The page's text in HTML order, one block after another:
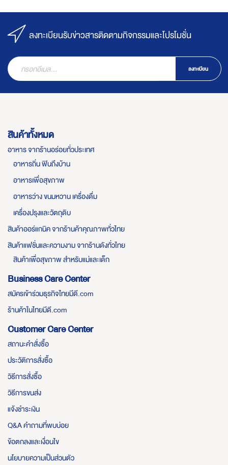
ลงทะเบียนรับข่าวสารติดตามกิจกรรมและโปรโมชั่น
ลงทะเบียน
สินค้าทั้งหมด
อาหาร จากร้านอร่อยทั่วประเทศ
อาหารถิ่น ฟินถึงบ้าน
อาหารเพื่อสุขภาพ
อาหารว่าง ขนมหวาน เครื่องดื่ม
เครื่องปรุงและวัตถุดิบ
สินค้าออร์แกนิค จากร้านค้าคุณภาพทั่วไทย
สินค้าแฟชั่นและความงาม จากร้านดังทั่วไทย
สินค้าเพื่อสุขภาพ สำหรับแม่และเด็ก
Business Care Center
สมัครเข้าร่วมธุรกิจไทยมีดี.com
ร้านค้าในไทยมีดี.com
Customer Care Center
สถานะคำสั่งซื้อ
ประวัติการสั่งซื้อ
วิธีการสั่งซื้อ
วิธีการขนส่ง
แจ้งชำระเงิน
Q&A คำถามที่พบบ่อย
ข้อตกลงและเงื่อนไข
นโยบายความเป็นส่วนตัว